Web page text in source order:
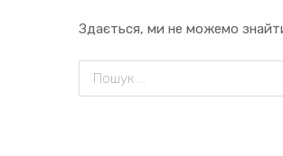
Здається, ми не можемо